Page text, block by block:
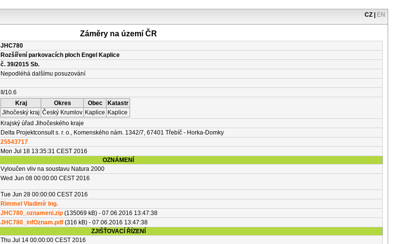
CZ EN
Záměry na území ČR
JHC780
Rozšíření parkovacích ploch Engel Kaplice
č. 39/2015 Sb.
Nepodléhá dalšímu posuzování
II/10.6
Kraj Okres Obec
Katastr
Jihočeský kraj Český Krumlov Kaplice Kaplice
Krajský úřad Jihočeského kraje
Delta Projektconsult s. r. o., Komenského nám. 1342/7, 67401 Třebíč - Horka-Domky
25543717
Mon Jul 18 13:35:31 CEST 2016
OZNÁMENÍ
Vyloučen vliv na soustavu Natura 2000
Wed Jun 08 00:00:00 CEST 2016
Tue Jun 28 00:00:00 CEST 2016
Rimmel Vladimír Ing.
JHC780_oznameni.zip (135069 kB) - 07.06.2016 13:47:38
JHC780_infOznam.pdf (316 kB) - 07.06.2016 13:47:38
ZJIŠŤOVACÍ ŘÍZENÍ
Thu Jul 14 00:00:00 CEST 2016